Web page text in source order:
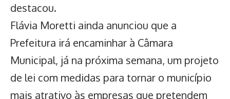
destacou.
Flávia Moretti ainda anunciou que a
Prefeitura irá encaminhar à Câmara
Municipal, já na próxima semana, um projeto
de lei com medidas para tornar o município
mais atrativo às empresas que pretendem